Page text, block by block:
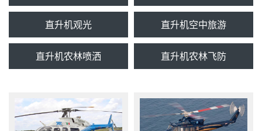
直升机观光 直升机空中旅游
直升机农林喷洒 直升机农林飞防